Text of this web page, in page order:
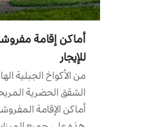
أماكن إقامة
للإيجار
من الأكواخ الجبلية
الشقق الحضرية
أماكن الإقامة